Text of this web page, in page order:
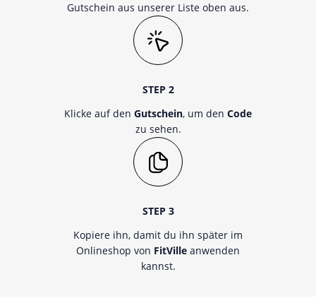
Gutschein aus unserer Liste oben aus.
STEP 2
Klicke auf den Gutschein, um den Code
zu sehen.
STEP 3
Kopiere ihn, damit du ihn später im
Onlineshop von FitVille anwenden
kannst.